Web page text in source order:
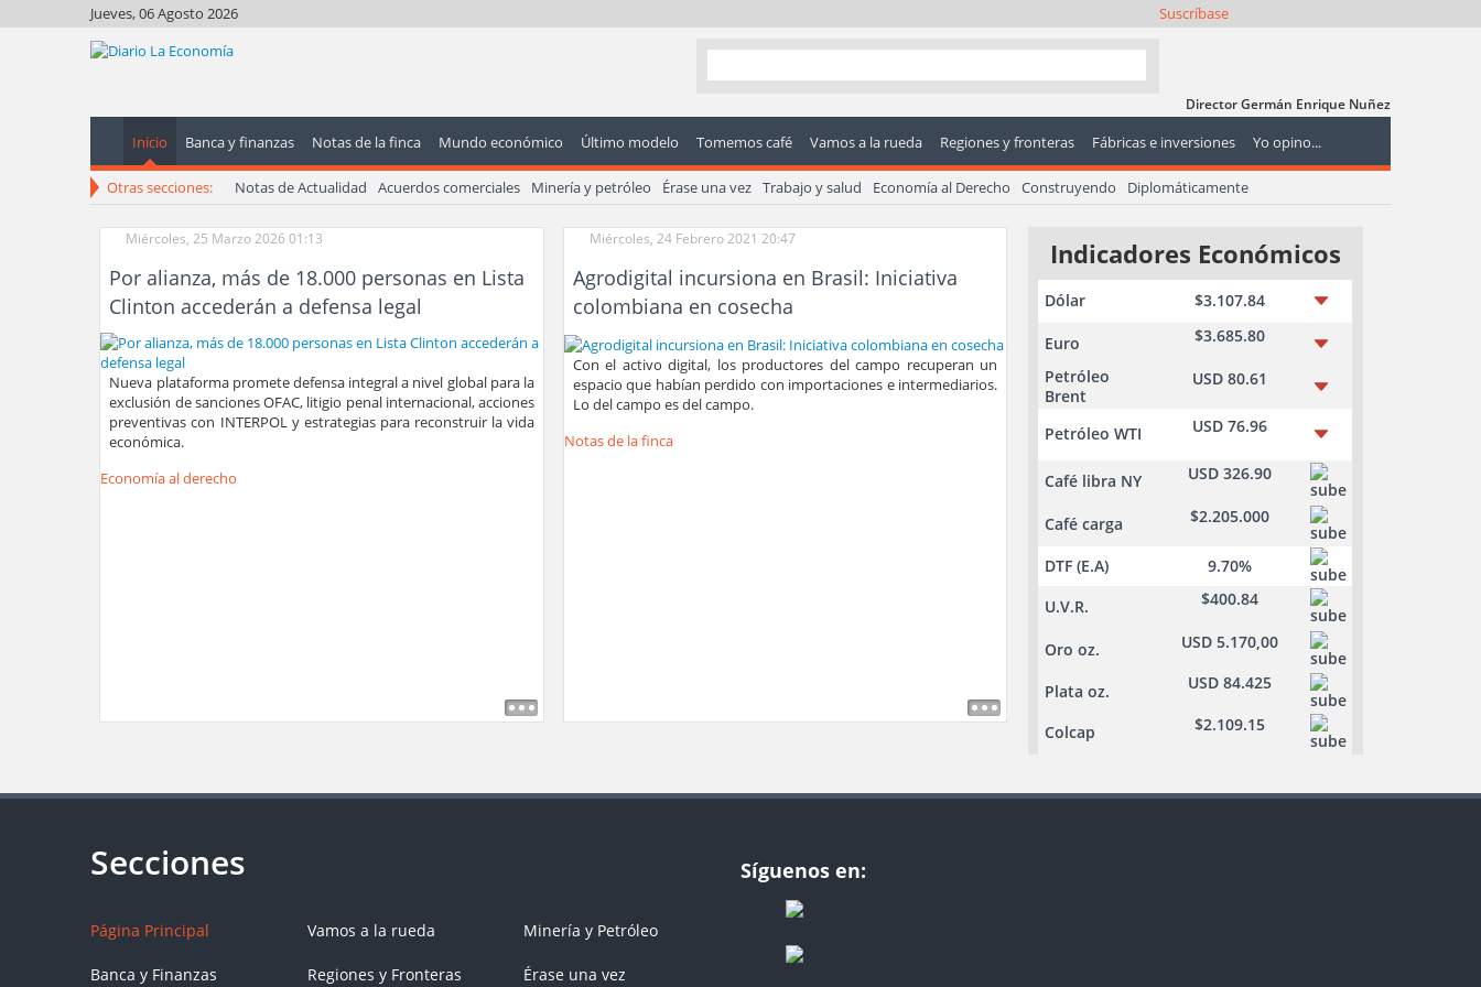
Jueves, 06 Agosto 2026 Suscríbase
Director Germán Enrique Nuñez
Inicio Banca y finanzas Notas de la finca Mundo económico Último modelo Tomemos café Vamos a la rueda Regiones y fronteras Fábricas e inversiones Yo opino...
Otras secciones: Notas de Actualidad Acuerdos comerciales Minería y petróleo Érase una vez Trabajo y salud Economía al Derecho Construyendo Diplomáticamente
Miércoles, 25 Marzo 2026 01:13
Por alianza, más de 18.000 personas en Lista
Clinton accederán a defensa legal
Nueva plataforma promete defensa integral a nivel global para la
exclusión de sanciones OFAC, litigio penal internacional, acciones
preventivas con INTERPOL y estrategias para reconstruir la vida
económica.
Economía al derecho
Miércoles, 24 Febrero 2021 20:47
Agrodigital incursiona en Brasil: Iniciativa
colombiana en cosecha
Con el activo digital, los productores del campo recuperan un
espacio que habían perdido con importaciones e intermediarios.
Lo del campo es del campo.
Notas de la finca
Indicadores Económicos
Dólar $3.107.84
Euro
$3.685.80
Petróleo
Brent
USD 80.61
Petróleo WTI USD 76.96
Café libra NY USD 326.90
Café carga $2.205.000
DTF (E.A)
9.70%
U.V.R.
$400.84
Oro oz. USD 5.170,00
Plata oz. USD 84.425
Colcap $2.109.15
Página Principal
Banca y Finanzas
Vamos a la rueda
Regiones y Fronteras
Minería y Petróleo
Érase una vez
Síguenos en: